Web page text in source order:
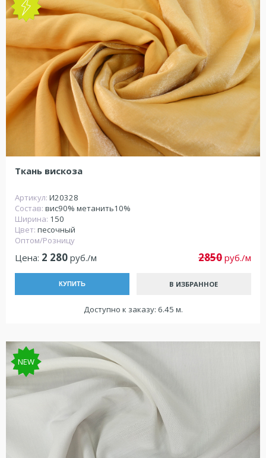
NEW
Ткань вискоза
Артикул: И20328
Состав: вис90% метанить10%
Ширина: 150
Цвет: песочный
Оптом/Розницу
Цена: 2 280 руб./м 2850 руб./м
КУПИТЬ В ИЗБРАННОЕ
Доступно к заказу: 6.45 м.
NEW